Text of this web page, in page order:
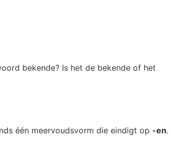
bekende? Is het de bekende of het
één meervoudsvorm die eindigt op -en.